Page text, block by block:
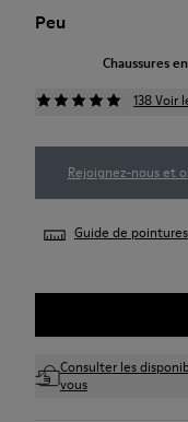
Peu
Chaussures
138 Voir
Rejoignez-nous et
Guide de pointures
Consulter les
vous